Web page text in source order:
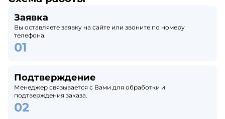
Заявка
Вы оставляете заявку на сайте или звоните по номеру
телефона.
Подтверждение
Менеджер связывается с Вами для обработки и
подтверждения заказа.